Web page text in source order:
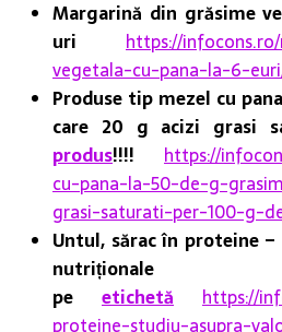
Margarină din grăsime
uri
https://
vegetala-cu-pana-la-6-
Produse tip mezel cu
care 20 g acizi grasi
produs!!!!
https://
cu-pana-la-50-de-g-
grasi-saturati-per-100-g-
Untul, sărac în proteine
pe etichetă
https://
proteine-studiu-asupra-